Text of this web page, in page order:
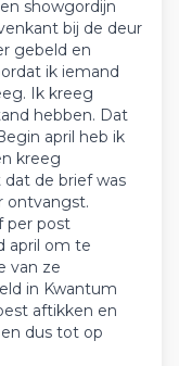
showgordijn
bij de deur
gebeld en
ik iemand
Ik kreeg
hebben. Dat
april heb ik
kreeg
de brief was
ontvangst.
per post
april om te
van ze
in Kwantum
aftikken en
dus tot op